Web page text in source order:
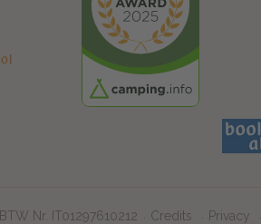
BTW Nr. IT01297610212 Credits Privacy